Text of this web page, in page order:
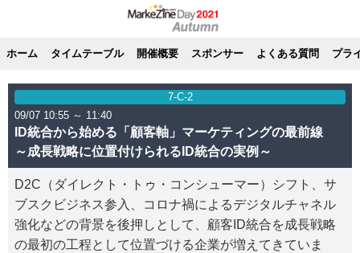
ホーム タイムテーブル 開催概要 スポンサー よくある質問 プラ
7-C-2
09/07 10:55 ～ 11:40
ID統合から始める「顧客軸」マーケティングの最前線
～成長戦略に位置付けられるID統合の実例～
D2C（ダイレクト・トゥ・コンシューマー）シフト、サ
ブスクビジネス参入、コロナ禍によるデジタルチャネル
強化などの背景を後押しとして、顧客ID統合を成長戦略
の最初の工程として位置づける企業が増えてきていま